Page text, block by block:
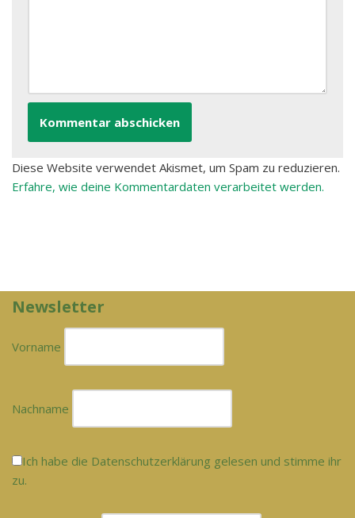
Diese Website verwendet Akismet, um Spam zu reduzieren.
Erfahre, wie deine Kommentardaten verarbeitet werden.
Newsletter
Vorname
Nachname
Ich habe die Datenschutzerklärung gelesen und stimme ihr
zu.